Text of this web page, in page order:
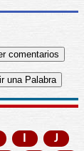
I
J